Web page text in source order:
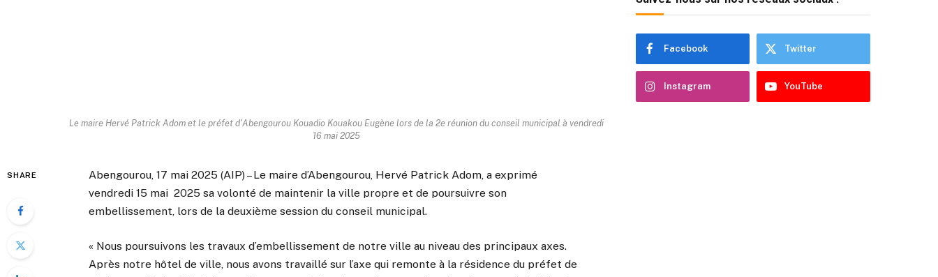
Le maire Hervé Patrick Adom et le préfet d'Abengourou Kouadio Kouakou Eugène lors de la 2e réunion du conseil municipal à vendredi
16 mai 2025
SHARE
Abengourou, 17 mai 2025 (AIP) – Le maire d’Abengourou, Hervé Patrick Adom, a exprimé
vendredi 15 mai 2025 sa volonté de maintenir la ville propre et de poursuivre son
embellissement, lors de la deuxième session du conseil municipal.
« Nous poursuivons les travaux d’embellissement de notre ville au niveau des principaux axes.
Après notre hôtel de ville, nous avons travaillé sur l’axe qui remonte à la résidence du préfet de
Facebook Twitter
Instagram YouTube